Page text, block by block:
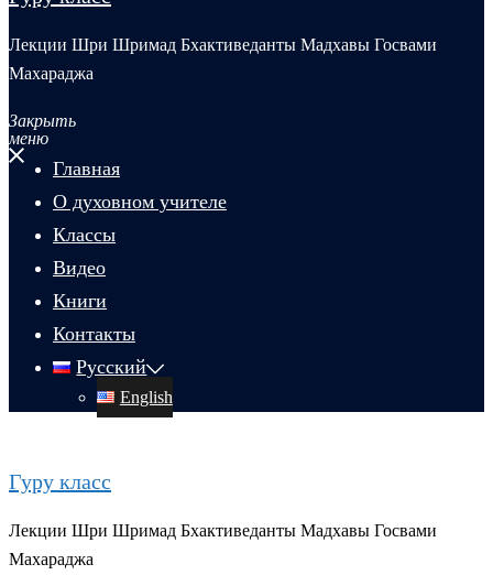
Лекции Шри Шримад Бхактиведанты Мадхавы Госвами
Махараджа
Закрыть
меню
Главная
О духовном учителе
Классы
Видео
Книги
Контакты
Русский
English
Гуру класс
Лекции Шри Шримад Бхактиведанты Мадхавы Госвами
Махараджа